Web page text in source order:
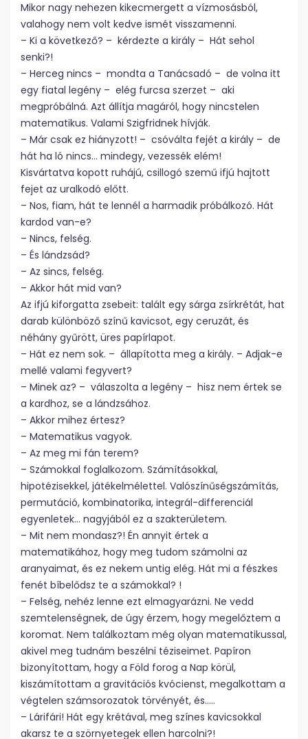
Mikor nagy nehezen kikecmergett a vízmosásból,
valahogy nem volt kedve ismét visszamenni.
– Ki a következő? – kérdezte a király – Hát sehol
senki?!
– Herceg nincs – mondta a Tanácsadó – de volna itt
egy fiatal legény – elég furcsa szerzet – aki
megpróbálná. Azt állítja magáról, hogy nincstelen
matematikus. Valami Szigfridnek hívják.
– Már csak ez hiányzott! – csóválta fejét a király – de
hát ha ló nincs… mindegy, vezessék elém!
Kisvártatva kopott ruhájú, csillogó szemű ifjú hajtott
fejet az uralkodó előtt.
– Nos, fiam, hát te lennél a harmadik próbálkozó. Hát
kardod van-e?
– Nincs, felség.
– És lándzsád?
– Az sincs, felség.
– Akkor hát mid van?
Az ifjú kiforgatta zsebeit: talált egy sárga zsírkrétát, hat
darab különböző színű kavicsot, egy ceruzát, és
néhány gyűrött, üres papírlapot.
– Hát ez nem sok. – állapította meg a király. – Adjak-e
mellé valami fegyvert?
– Minek az? – válaszolta a legény – hisz nem értek se
a kardhoz, se a lándzsához.
– Akkor mihez értesz?
– Matematikus vagyok.
– Az meg mi fán terem?
– Számokkal foglalkozom. Számításokkal,
hipotézisekkel, játékelmélettel. Valószínűségszámítás,
permutáció, kombinatorika, integrál-differenciál
egyenletek… nagyjából ez a szakterületem.
– Mit nem mondasz?! Én annyit értek a
matematikához, hogy meg tudom számolni az
aranyaimat, és ez nekem untig elég. Hát mi a fészkes
fenét bíbelődsz te a számokkal? !
– Felség, nehéz lenne ezt elmagyarázni. Ne vedd
szemtelenségnek, de úgy érzem, hogy megelőztem a
koromat. Nem találkoztam még olyan matematikussal,
akivel meg tudnám beszélni téziseimet. Papíron
bizonyítottam, hogy a Föld forog a Nap körül,
kiszámítottam a gravitációs kvócienst, megalkottam a
végtelen számsorozatok törvényét, és…..
– Lárifári! Hát egy krétával, meg színes kavicsokkal
akarsz te a szörnyetegek ellen harcolni?!